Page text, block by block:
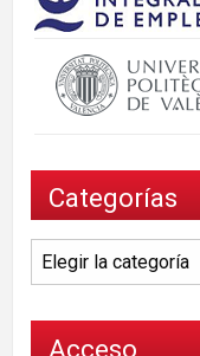
Categorías
Categorías
Acceso